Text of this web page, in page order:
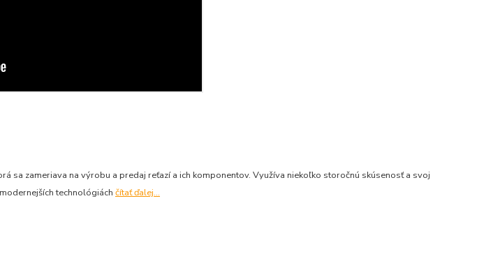
sa zameriava na výrobu a predaj reťazí a ich komponentov. Využíva niekoľko storočnú skúsenosť a svoj
technológiách čítať ďalej...